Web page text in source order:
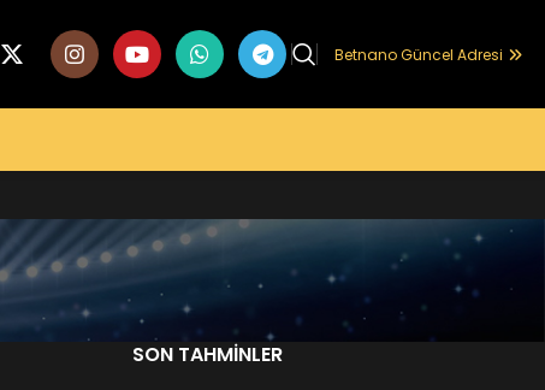
Betnano Güncel Adresi
SON TAHMINLER